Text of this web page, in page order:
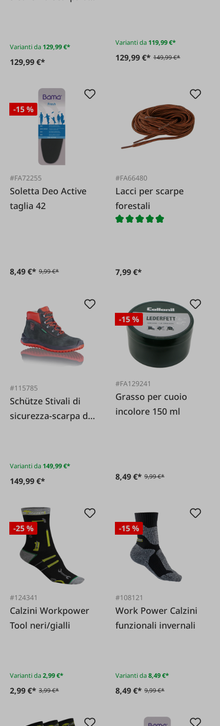
Varianti da 129,99 €*
129,99 €*
Varianti da 119,99 €*
129,99 €* 149,99 €*
-15 %
#FA72255
Soletta Deo Active
taglia 42
8,49 €* 9,99 €*
#FA66480
Lacci per scarpe
forestali
7,99 €*
#115785
Schütze Stivali di
sicurezza-scarpa da
protettivo
Varianti da 149,99 €*
149,99 €*
-15 %
#FA129241
Grasso per cuoio
incolore 150 ml
8,49 €* 9,99 €*
-25 %
#124341
Calzini Workpower
Tool neri/gialli
Varianti da2,99 €*
2,99 €* 3,99 €*
-15 %
#108121
Work Power Calzini
funzionali invernali
Varianti da8,49 €*
8,49 €* 9,99 €*